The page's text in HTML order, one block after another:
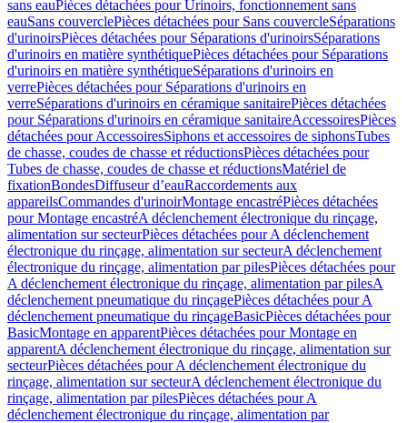
sans eauPièces détachées pour Urinoirs, fonctionnement sans
eauSans couverclePièces détachées pour Sans couvercleSéparations
d'urinoirsPièces détachées pour Séparations d'urinoirsSéparations
d'urinoirs en matière synthétiquePièces détachées pour Séparations
d'urinoirs en matière synthétiqueSéparations d'urinoirs en
verrePièces détachées pour Séparations d'urinoirs en
verreSéparations d'urinoirs en céramique sanitairePièces détachées
pour Séparations d'urinoirs en céramique sanitaireAccessoiresPièces
détachées pour AccessoiresSiphons et accessoires de siphonsTubes
de chasse, coudes de chasse et réductionsPièces détachées pour
Tubes de chasse, coudes de chasse et réductionsMatériel de
fixationBondesDiffuseur d’eauRaccordements aux
appareilsCommandes d'urinoirMontage encastréPièces détachées
pour Montage encastréA déclenchement électronique du rinçage,
alimentation sur secteurPièces détachées pour A déclenchement
électronique du rinçage, alimentation sur secteurA déclenchement
électronique du rinçage, alimentation par pilesPièces détachées pour
A déclenchement électronique du rinçage, alimentation par pilesA
déclenchement pneumatique du rinçagePièces détachées pour A
déclenchement pneumatique du rinçageBasicPièces détachées pour
BasicMontage en apparentPièces détachées pour Montage en
apparentA déclenchement électronique du rinçage, alimentation sur
secteurPièces détachées pour A déclenchement électronique du
rinçage, alimentation sur secteurA déclenchement électronique du
rinçage, alimentation par pilesPièces détachées pour A
déclenchement électronique du rinçage, alimentation par